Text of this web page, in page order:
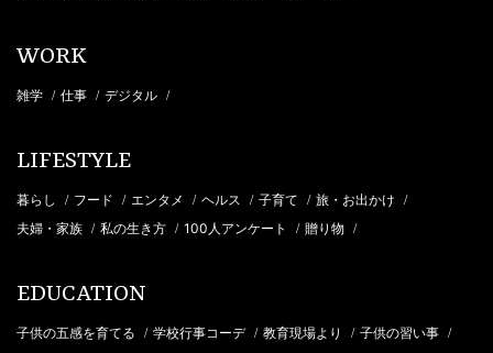
WORK
雑学 / 仕事 / デジタル /
LIFESTYLE
暮らし / フード / エンタメ / ヘルス / 子育て / 旅・お出かけ /
夫婦・家族 / 私の生き方 / 100人アンケート / 贈り物 /
EDUCATION
子供の五感を育てる / 学校行事コーデ / 教育現場より / 子供の習い事 /